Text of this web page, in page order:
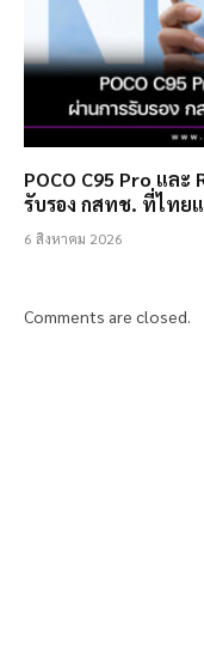
POCO C95 Pro และ
รับรอง กสทช. ที่ไทย
6 สิงหาคม 2026
Comments are closed.